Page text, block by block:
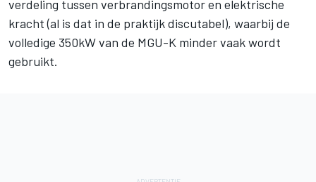
verdeling tussen verbrandingsmotor en elektrische
kracht (al is dat in de praktijk discutabel), waarbij de
volledige 350kW van de MGU-K minder vaak wordt
gebruikt.